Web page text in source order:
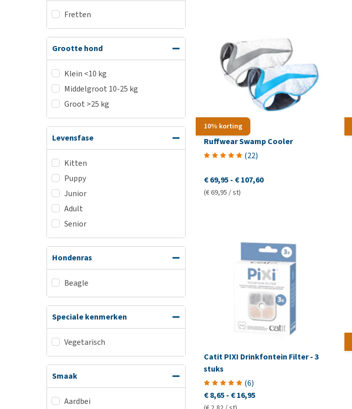
Fretten
Grootte hond
Klein <10 kg
Middelgroot 10-25 kg
Groot >25 kg
Levensfase
Kitten
Puppy
Junior
Adult
Senior
Hondenras
Beagle
Speciale kenmerken
Vegetarisch
Smaak
Aardbei
10% korting
Ruffwear Swamp Cooler
(22)
€ 69,95- € 107,60
(€ 69,95 / st)
Catit PIXI Drinkfontein Filter - 3
stuks
(6)
€ 8,65- € 16,95